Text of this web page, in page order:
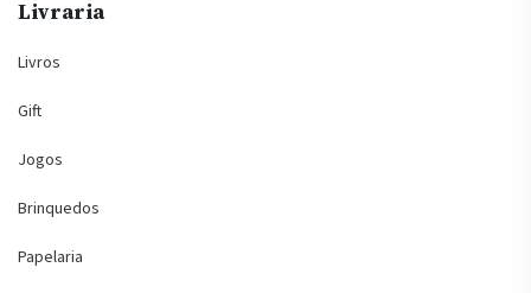
Livraria
Livros
Gift
Jogos
Brinquedos
Papelaria